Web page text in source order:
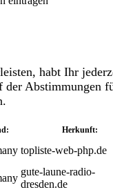
habt Ihr
der Abstimmungen
Herkunft:
topliste-web-php.de
gute-laune-radio-
dresden.de